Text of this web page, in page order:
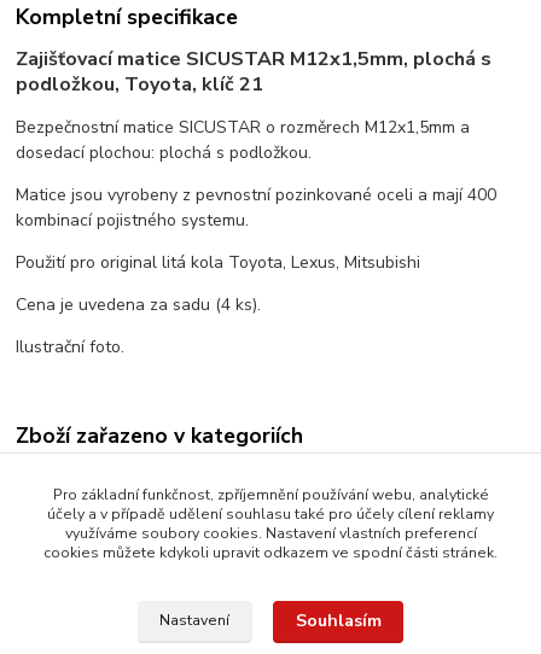
Kompletní specifikace
Zajišťovací matice SICUSTAR M12x1,5mm, plochá s
podložkou, Toyota, klíč 21
Bezpečnostní matice SICUSTAR o rozměrech M12x1,5mm a
dosedací plochou: plochá s podložkou.
Matice jsou vyrobeny z pevnostní pozinkované oceli a mají 400
kombinací pojistného systemu.
Použití pro original litá kola Toyota, Lexus, Mitsubishi
Cena je uvedena za sadu (4 ks).
Ilustrační foto.
Zboží zařazeno v kategoriích
S plochou podložkou
Závit M12x1,5
Pro základní funkčnost, zpříjemnění používání webu, analytické
účely a v případě udělení souhlasu také pro účely cílení reklamy
využíváme soubory cookies. Nastavení vlastních preferencí
cookies můžete kdykoli upravit odkazem ve spodní části stránek.
Nastavení Souhlasím